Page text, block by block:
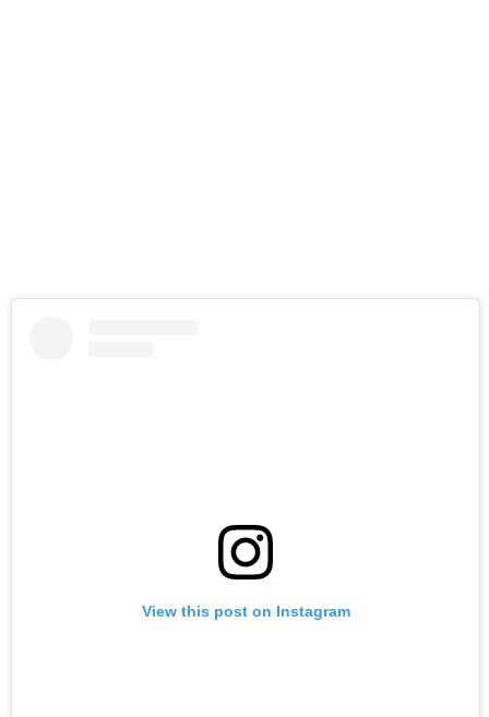
View this post on Instagram